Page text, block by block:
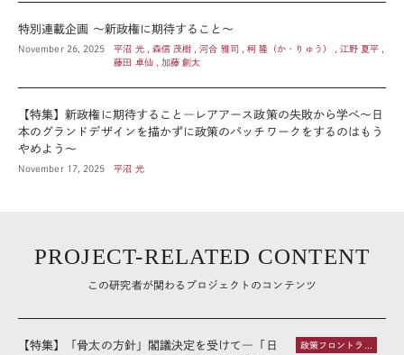
特別連載企画 ～新政権に期待すること～
November 26, 2025
平沼 光 , 森信 茂樹 , 河合 雅司 , 柯 隆（か・りゅう） , 江野 夏平 ,
藤田 卓仙 , 加藤 創太
【特集】新政権に期待すること―レアアース政策の失敗から学べ～日
本のグランドデザインを描かずに政策のパッチワークをするのはもう
やめよう～
November 17, 2025 平沼 光
PROJECT-RELATED CONTENT
この研究者が関わるプロジェクトのコンテンツ
【特集】「骨太の方針」閣議決定を受けて―「日